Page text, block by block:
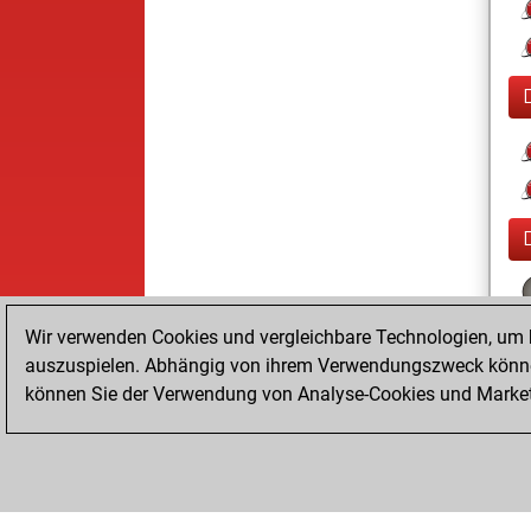
Wir verwenden Cookies und vergleichbare Technologien,
auszuspielen. Abhängig von ihrem Verwendungszweck
können Sie der Verwendung von Analyse-Cookies und